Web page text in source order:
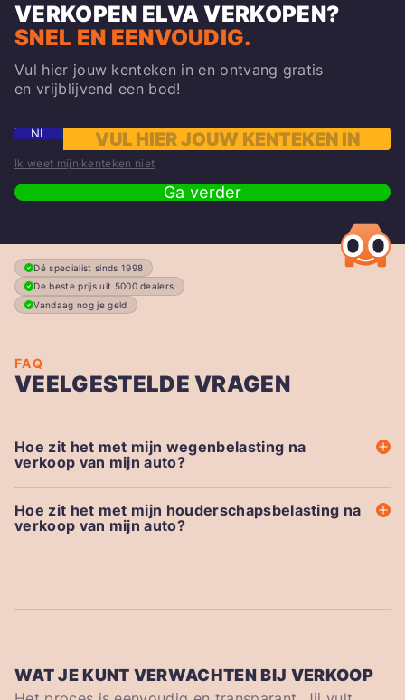
VERKOPEN ELVA VERKOPEN?
SNEL EN EENVOUDIG.
Vul hier jouw kenteken in en ontvang gratis
en vrijblijvend een bod!
NL
Ik weet mijn kenteken niet
Ga verder
Dé specialist sinds 1998
De beste prijs uit 5000 dealers
Vandaag nog je geld
FAQ
VEELGESTELDE VRAGEN
Hoe zit het met mijn wegenbelasting na
verkoop van mijn auto?
Hoe zit het met mijn houderschapsbelasting na
verkoop van mijn auto?
WAT JE KUNT VERWACHTEN BIJ VERKOOP